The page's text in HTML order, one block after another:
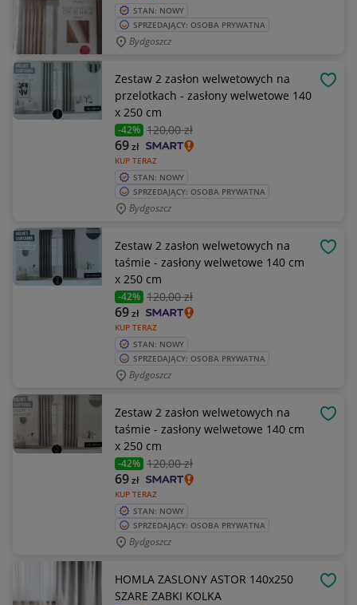
STAN: NOWY
SPRZEDAJĄCY: OSOBA PRYWATNA
Bydgoszcz
Zestaw 2 zasłon welwetowych na
przelotkach - zasłony welwetowe 140
x 250 cm
-42% 120,00 zł
KUP TERAZ
69zł
STAN: NOWY
SPRZEDAJĄCY: OSOBA PRYWATNA
Bydgoszcz
Zestaw 2 zasłon welwetowych na
taśmie - zasłony welwetowe 140 cm
x 250 cm
-42% 120,00 zł
KUP TERAZ
69zł
STAN: NOWY
SPRZEDAJĄCY: OSOBA PRYWATNA
Bydgoszcz
Zestaw 2 zasłon welwetowych na
taśmie - zasłony welwetowe 140 cm
x 250 cm
-42% 120,00 zł
KUP TERAZ
69zł
STAN: NOWY
SPRZEDAJĄCY: OSOBA PRYWATNA
Bydgoszcz
HOMLA ZASLONY ASTOR 140x250
SZARE ZABKI KOLKA